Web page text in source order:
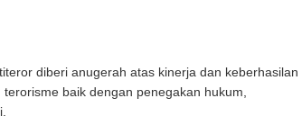
diberi anugerah atas kinerja dan keberhasilan
baik dengan penegakan hukum,